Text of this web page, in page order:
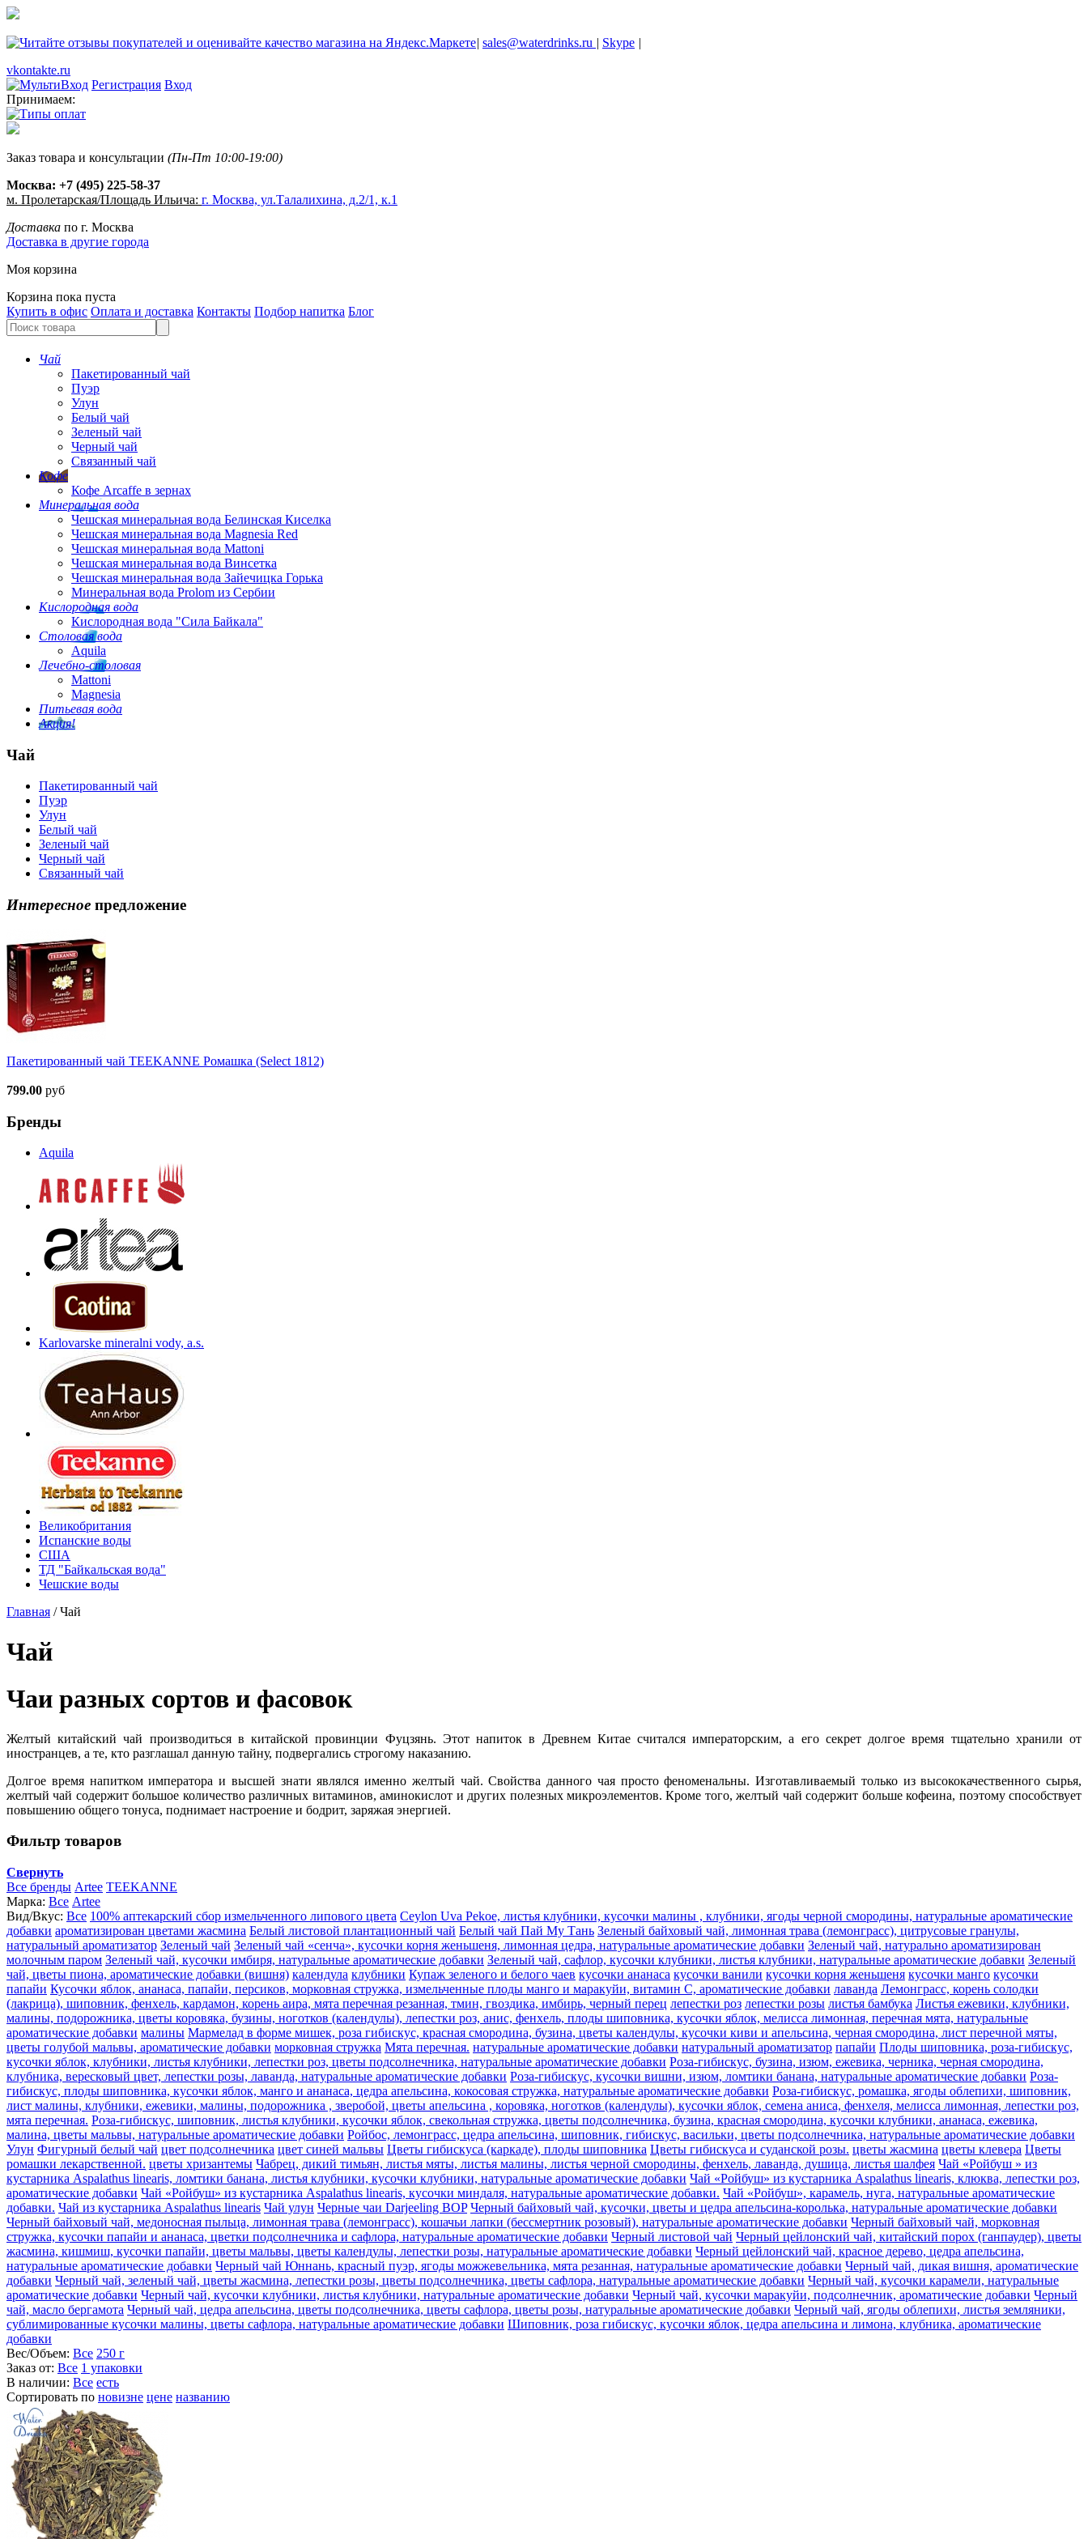
| sales@waterdrinks.ru | Skype |
vkontakte.ru
Регистрация Вход
Принимаем:
Заказ товара и консультации (Пн-Пт 10:00-19:00)
Москва: +7 (495) 225-58-37
м. Пролетарская/Площадь Ильича: г. Москва, ул.Талалихина, д.2/1, к.1
Доставка по г. Москва
Доставка в другие города
Моя корзина
Корзина пока пуста
Купить в офис Оплата и доставка Контакты Подбор напитка Блог
Чай
Пакетированный чай
Пуэр
Улун
Белый чай
Зеленый чай
Черный чай
Связанный чай
Кофе
Кофе Arcaffe в зернах
Минеральная вода
Чешская минеральная вода Белинская Киселка
Чешская минеральная вода Magnesia Red
Чешская минеральная вода Mattoni
Чешская минеральная вода Винсетка
Чешская минеральная вода Зайечицка Горька
Минеральная вода Prolom из Сербии
Кислородная вода
Кислородная вода "Сила Байкала"
Столовая вода
Aquila
Лечебно-столовая
Mattoni
Magnesia
Питьевая вода
Акция!
Чай
Пакетированный чай
Пуэр
Улун
Белый чай
Зеленый чай
Черный чай
Связанный чай
Интересное предложение
Пакетированный чай TEEKANNE Ромашка (Select 1812)
799.00 руб
Бренды
Aquila
Karlovarske mineralni vody, a.s.
Великобритания
Испанские воды
США
ТД "Байкальская вода"
Чешские воды
Главная /Чай
Чай
Чаи разных сортов и фасовок
Желтый китайский чай производиться в китайской провинции Фуцзянь. Этот напиток в Древнем Китае считался императорским, а его секрет долгое время тщательно хранили от
иностранцев, а те, кто разглашал данную тайну, подвергались строгому наказанию.
Долгое время напитком императора и высшей знати являлся именно желтый чай. Свойства данного чая просто феноменальны. Изготавливаемый только из высококачественного сырья,
желтый чай содержит большое количество различных витаминов, аминокислот и других полезных микроэлементов. Кроме того, желтый чай содержит больше кофеина, поэтому способствует
повышению общего тонуса, поднимает настроение и бодрит, заряжая энергией.
Фильтр товаров
Свернуть
Все бренды Artee TEEKANNE
Марка: Все Artee
Вид/Вкус: Все 100% аптекарский сбор измельченного липового цвета Ceylon Uva Pekoe, листья клубники, кусочки малины , клубники, ягоды черной смородины, натуральные ароматические
добавки ароматизирован цветами жасмина Белый листовой плантационный чай Белый чай Пай Му Тань Зеленый байховый чай, лимонная трава (лемонграсс), цитрусовые гранулы,
натуральный ароматизатор Зеленый чай Зеленый чай «сенча», кусочки корня женьшеня, лимонная цедра, натуральные ароматические добавки Зеленый чай, натурально ароматизирован
молочным паром Зеленый чай, кусочки имбиря, натуральные ароматические добавки Зеленый чай, сафлор, кусочки клубники, листья клубники, натуральные ароматические добавки Зеленый
чай, цветы пиона, ароматические добавки (вишня) календула клубники Купаж зеленого и белого чаев кусочки ананаса кусочки ванили кусочки корня женьшеня кусочки манго кусочки
папайи Кусочки яблок, ананаса, папайи, персиков, морковная стружка, измельченные плоды манго и маракуйи, витамин С, ароматические добавки лаванда Лемонграсс, корень солодки
(лакрица), шиповник, фенхель, кардамон, корень аира, мята перечная резанная, тмин, гвоздика, имбирь, черный перец лепестки роз лепестки розы листья бамбука Листья ежевики, клубники,
малины, подорожника, цветы коровяка, бузины, ноготков (календулы), лепестки роз, анис, фенхель, плоды шиповника, кусочки яблок, мелисса лимонная, перечная мята, натуральные
ароматические добавки малины Мармелад в форме мишек, роза гибискус, красная смородина, бузина, цветы календулы, кусочки киви и апельсина, черная смородина, лист перечной мяты,
цветы голубой мальвы, ароматические добавки морковная стружка Мята перечная. натуральные ароматические добавки натуральный ароматизатор папайи Плоды шиповника, роза-гибискус,
кусочки яблок, клубники, листья клубники, лепестки роз, цветы подсолнечника, натуральные ароматические добавки Роза-гибискус, бузина, изюм, ежевика, черника, черная смородина,
клубника, вересковый цвет, лепестки розы, лаванда, натуральные ароматические добавки Роза-гибискус, кусочки вишни, изюм, ломтики банана, натуральные ароматические добавки Роза-
гибискус, плоды шиповника, кусочки яблок, манго и ананаса, цедра апельсина, кокосовая стружка, натуральные ароматические добавки Роза-гибискус, ромашка, ягоды облепихи, шиповник,
лист малины, клубники, ежевики, малины, подорожника , зверобой, цветы апельсина , коровяка, ноготков (календулы), кусочки яблок, семена аниса, фенхеля, мелисса лимонная, лепестки роз,
мята перечная. Роза-гибискус, шиповник, листья клубники, кусочки яблок, свекольная стружка, цветы подсолнечника, бузина, красная смородина, кусочки клубники, ананаса, ежевика,
малина, цветы мальвы, натуральные ароматические добавки Ройбос, лемонграсc, цедра апельсина, шиповник, гибискус, васильки, цветы подсолнечника, натуральные ароматические добавки
Улун Фигурный белый чай цвет подсолнечника цвет синей мальвы Цветы гибискуса (каркаде), плоды шиповника Цветы гибискуса и суданской розы. цветы жасмина цветы клевера Цветы
ромашки лекарственной. цветы хризантемы Чабрец, дикий тимьян, листья мяты, листья малины, листья черной смородины, фенхель, лаванда, душица, листья шалфея Чай «Ройбуш » из
кустарника Aspalathus linearis, ломтики банана, листья клубники, кусочки клубники, натуральные ароматические добавки Чай «Ройбуш» из кустарника Aspalathus linearis, клюква, лепестки роз,
ароматические добавки Чай «Ройбуш» из кустарника Aspalathus linearis, кусочки миндаля, натуральные ароматические добавки. Чай «Ройбуш», карамель, нуга, натуральные ароматические
добавки. Чай из кустарника Aspalathus linearis Чай улун Черные чаи Darjeeling BOP Черный байховый чай, кусочки, цветы и цедра апельсина-королька, натуральные ароматические добавки
Черный байховый чай, медоносная пыльца, лимонная трава (лемонграсс), кошачьи лапки (бессмертник розовый), натуральные ароматические добавки Черный байховый чай, морковная
стружка, кусочки папайи и ананаса, цветки подсолнечника и сафлора, натуральные ароматические добавки Черный листовой чай Черный цейлонский чай, китайский порох (ганпаудер), цветы
жасмина, кишмиш, кусочки папайи, цветы мальвы, цветы календулы, лепестки розы, натуральные ароматические добавки Черный цейлонский чай, красное дерево, цедра апельсина,
натуральные ароматические добавки Черный чай Юннань, красный пуэр, ягоды можжевельника, мята резанная, натуральные ароматические добавки Черный чай, дикая вишня, ароматические
добавки Черный чай, зеленый чай, цветы жасмина, лепестки розы, цветы подсолнечника, цветы сафлора, натуральные ароматические добавки Черный чай, кусочки карамели, натуральные
ароматические добавки Черный чай, кусочки клубники, листья клубники, натуральные ароматические добавки Черный чай, кусочки маракуйи, подсолнечник, ароматические добавки Черный
чай, масло бергамота Черный чай, цедра апельсина, цветы подсолнечника, цветы сафлора, цветы розы, натуральные ароматические добавки Черный чай, ягоды облепихи, листья земляники,
сублимированные кусочки малины, цветы сафлора, натуральные ароматические добавки Шиповник, роза гибискус, кусочки яблок, цедра апельсина и лимона, клубника, ароматические
добавки
Вес/Объем: Все 250 г
Заказ от: Все 1 упаковки
В наличии: Все есть
Сортировать по новизне цене названию